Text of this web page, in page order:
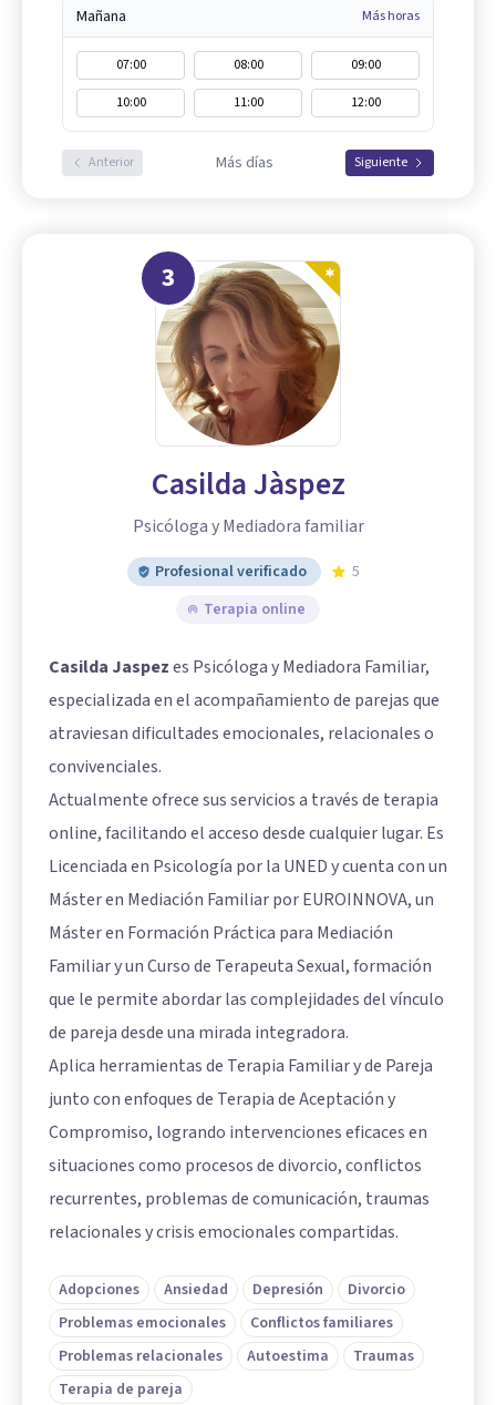
Mañana Más horas
07:00 08:00
09:00
10:00
11:00 12:00
Anterior Más días Siguiente
3
Casilda Jàspez
Psicóloga y Mediadora familiar
Profesional verificado
5
Terapia online
Casilda Jaspezes Psicóloga y Mediadora Familiar,
especializada en el acompañamiento de parejas que
atraviesan dificultades emocionales, relacionales o
convivenciales.
Actualmente ofrece sus servicios a través de terapia
online, facilitando el acceso desde cualquier lugar. Es
Licenciada en Psicología por la UNED y cuenta con un
Máster en Mediación Familiar por EUROINNOVA, un
Máster en Formación Práctica para Mediación
Familiar y un Curso de Terapeuta Sexual, formación
que le permite abordar las complejidades del vínculo
de pareja desde una mirada integradora.
Aplica herramientas de Terapia Familiar y de Pareja
junto con enfoques de Terapia de Aceptación y
Compromiso, logrando intervenciones eficaces en
situaciones como procesos de divorcio, conflictos
recurrentes, problemas de comunicación, traumas
relacionales y crisis emocionales compartidas.
Adopciones Ansiedad Depresión
Divorcio
Problemas emocionales
Conflictos familiares
Problemas relacionales
Autoestima
Traumas
Terapia de pareja